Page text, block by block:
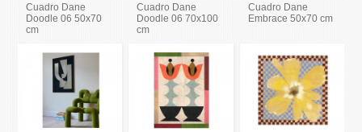
Cuadro Dane
Doodle 06 50x70
cm
Cuadro Dane
Doodle 06 70x100
cm
Cuadro Dane
Embrace 50x70 cm